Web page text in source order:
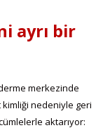
ayrı bir
merkezinde
nedeniyle geri
aktarıyor: